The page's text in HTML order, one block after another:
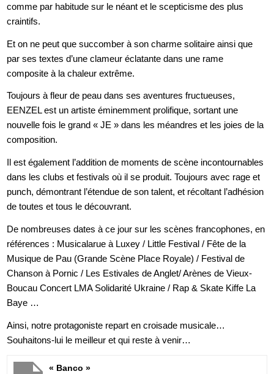
comme par habitude sur le néant et le scepticisme des plus
craintifs.
Et on ne peut que succomber à son charme solitaire ainsi que
par ses textes d’une clameur éclatante dans une rame
composite à la chaleur extrême.
Toujours à fleur de peau dans ses aventures fructueuses,
EENZEL est un artiste éminemment prolifique, sortant une
nouvelle fois le grand « JE » dans les méandres et les joies de la
composition.
Il est également l’addition de moments de scène incontournables
dans les clubs et festivals où il se produit. Toujours avec rage et
punch, démontrant l’étendue de son talent, et récoltant l’adhésion
de toutes et tous le découvrant.
De nombreuses dates à ce jour sur les scènes francophones, en
références : Musicalarue à Luxey / Little Festival / Fête de la
Musique de Pau (Grande Scène Place Royale) / Festival de
Chanson à Pornic / Les Estivales de Anglet/ Arènes de Vieux-
Boucau Concert LMA Solidarité Ukraine / Rap & Skate Kiffe La
Baye …
Ainsi, notre protagoniste repart en croisade musicale…
Souhaitons-lui le meilleur et qui reste à venir…
« Banco »